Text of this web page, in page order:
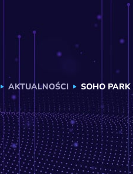
AKTUALNOŚCI SOHO